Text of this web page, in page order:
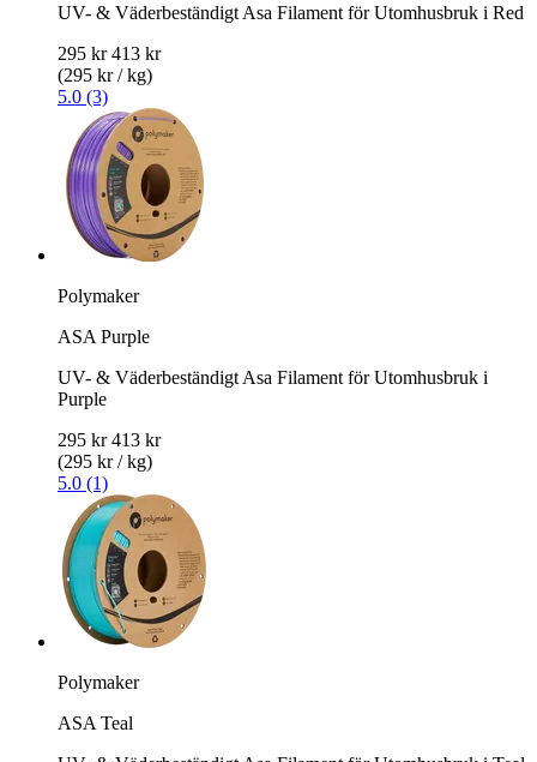
UV- & Väderbeständigt Asa Filament för Utomhusbruk i Red
295 kr 413 kr
(295 kr / kg)
5.0 (3)
Polymaker
ASA Purple
UV- & Väderbeständigt Asa Filament för Utomhusbruk i
Purple
295 kr 413 kr
(295 kr / kg)
5.0 (1)
Polymaker
ASA Teal